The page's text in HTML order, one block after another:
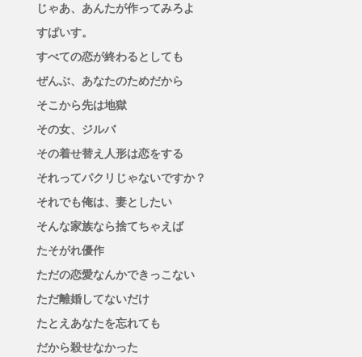
じゃあ、あんたが作ってみろよ
すぱいす。
すべての恋が終わるとしても
ぜんぶ、あなたのためだから
そこから先は地獄
その女、ジルバ
その着せ替え人形は恋をする
それってパクリじゃないですか？
それでも俺は、妻としたい
そんな家族なら捨てちゃえば
たそがれ優作
ただの恋愛なんかできっこない
ただ離婚してないだけ
たとえあなたを忘れても
だから殺せなかった